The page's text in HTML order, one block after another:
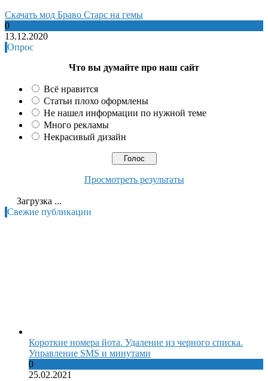
Cкачать мод Браво Старс на гемы
0
13.12.2020
Опрос
Что вы думайте про наш сайт
Всё нравится
Статьи плохо оформлены
Не нашел информации по нужной теме
Много рекламы
Некрасивый дизайн
Просмотреть результаты
Загрузка ...
Свежие публикации
Короткие номера йота. Удаление из черного списка.
Управление SMS и минутами
0
25.02.2021